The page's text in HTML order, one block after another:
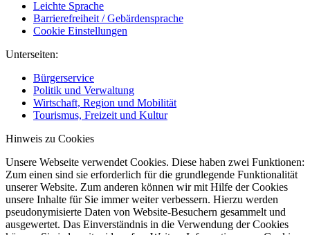
Leichte Sprache
Barrierefreiheit / Gebärdensprache
Cookie Einstellungen
Unterseiten:
Bürgerservice
Politik und Verwaltung
Wirtschaft, Region und Mobilität
Tourismus, Freizeit und Kultur
Hinweis zu Cookies
Unsere Webseite verwendet Cookies. Diese haben zwei Funktionen:
Zum einen sind sie erforderlich für die grundlegende Funktionalität
unserer Website. Zum anderen können wir mit Hilfe der Cookies
unsere Inhalte für Sie immer weiter verbessern. Hierzu werden
pseudonymisierte Daten von Website-Besuchern gesammelt und
ausgewertet. Das Einverständnis in die Verwendung der Cookies